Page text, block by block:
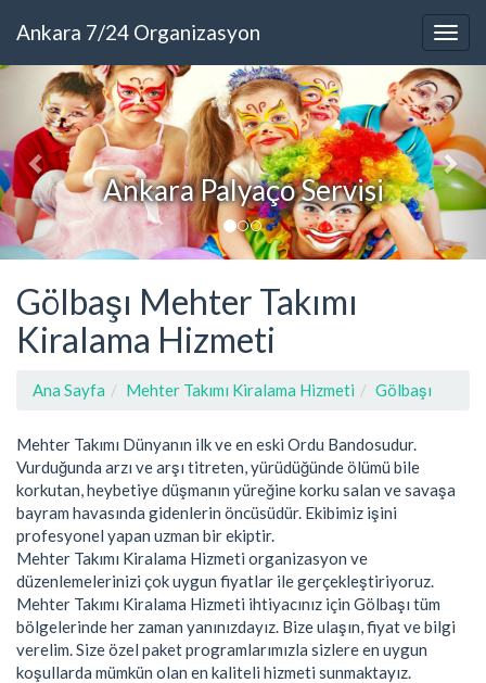
Ankara 7/24 Organizasyon
Palyaço Servisi
Gölbaşı Mehter Takımı
Kiralama Hizmeti
Ana Sayfa Mehter Takımı Kiralama Hizmeti Gölbaşı
Mehter Takımı Dünyanın ilk ve en eski Ordu Bandosudur.
Vurduğunda arzı ve arşı titreten, yürüdüğünde ölümü bile
korkutan, heybetiye düşmanın yüreğine korku salan ve savaşa
bayram havasında gidenlerin öncüsüdür. Ekibimiz işini
profesyonel yapan uzman bir ekiptir.
Mehter Takımı Kiralama Hizmeti organizasyon ve
düzenlemelerinizi çok uygun fiyatlar ile gerçekleştiriyoruz.
Mehter Takımı Kiralama Hizmeti ihtiyacınız için Gölbaşı tüm
bölgelerinde her zaman yanınızdayız. Bize ulaşın, fiyat ve bilgi
verelim. Size özel paket programlarımızla sizlere en uygun
koşullarda mümkün olan en kaliteli hizmeti sunmaktayız.